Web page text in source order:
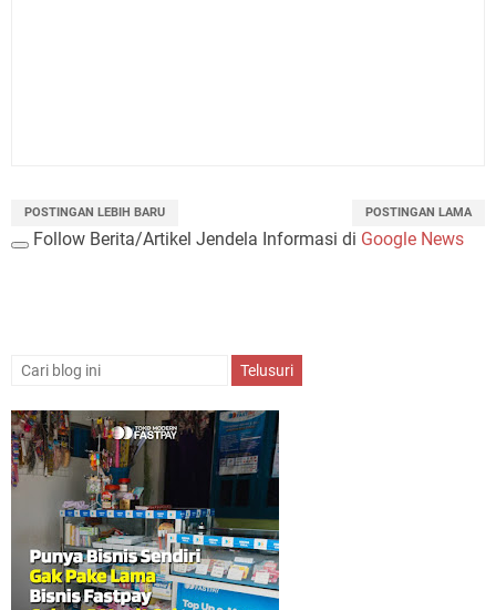
POSTINGAN LEBIH BARU POSTINGAN LAMA
Follow Berita/Artikel Jendela Informasi di Google News